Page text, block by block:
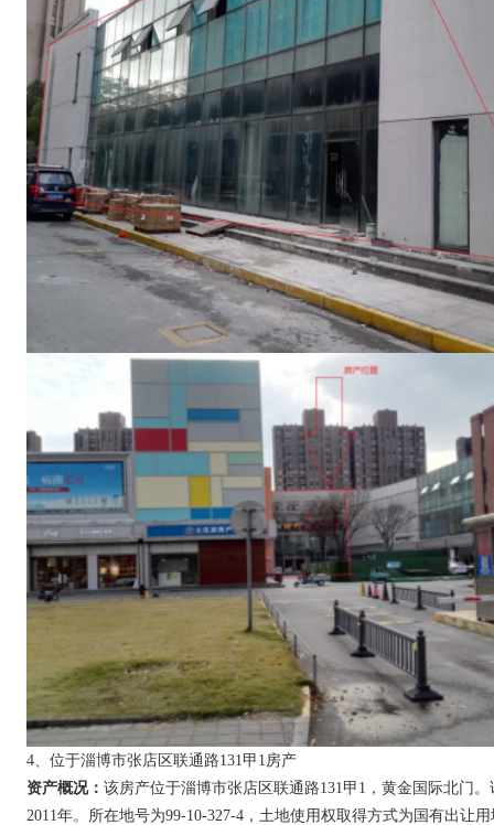
4、位于淄博市张店区联通路131甲1房产
资产概况： 该房产位于淄博市张店区联通路131甲1，黄金国际北门
2011年。所在地号为99-10-327-4，土地使用权取得方式为国有出让